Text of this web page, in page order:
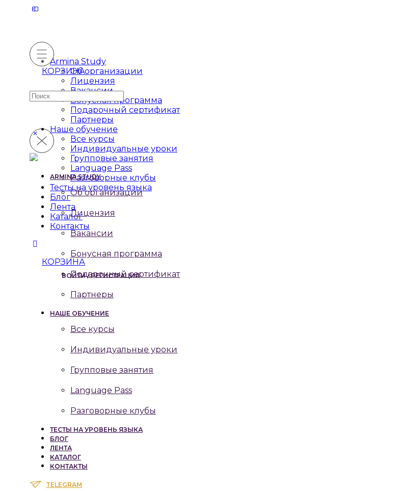
Armina Study
Об организации
Лицензия
Вакансии
Бонусная программа
Подарочный сертификат
Партнеры
Наше обучение
Все курсы
Индивидуальные уроки
Групповые занятия
Language Pass
Разговорные клубы
Тесты на уровень языка
Блог
Лента
Каталог
Контакты
КОРЗИНА
ВОЙТИ / РЕГИСТРАЦИЯ
КОРЗИНА
Искать:
ARMINA STUDY
Об организации
Лицензия
Вакансии
Бонусная программа
Подарочный сертификат
Партнеры
НАШЕ ОБУЧЕНИЕ
Все курсы
Индивидуальные уроки
Групповые занятия
Language Pass
Разговорные клубы
ТЕСТЫ НА УРОВЕНЬ ЯЗЫКА
БЛОГ
ЛЕНТА
КАТАЛОГ
КОНТАКТЫ
TELEGRAM